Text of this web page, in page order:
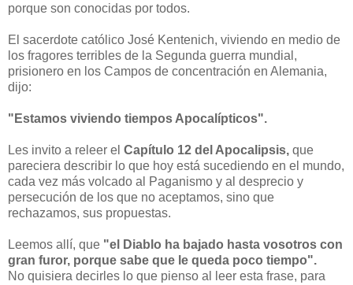
porque son conocidas por todos.
El sacerdote católico José Kentenich, viviendo en medio de
los fragores terribles de la Segunda guerra mundial,
prisionero en los Campos de concentración en Alemania,
dijo:
"Estamos viviendo tiempos Apocalípticos".
Les invito a releer el Capítulo 12 del Apocalipsis, que
pareciera describir lo que hoy está sucediendo en el mundo,
cada vez más volcado al Paganismo y al desprecio y
persecución de los que no aceptamos, sino que
rechazamos, sus propuestas.
Leemos allí, que "el Diablo ha bajado hasta vosotros con
gran furor, porque sabe que le queda poco tiempo".
No quisiera decirles lo que pienso al leer esta frase, para